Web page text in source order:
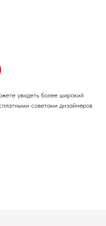
увидеть более широкий
советами дизайнеров